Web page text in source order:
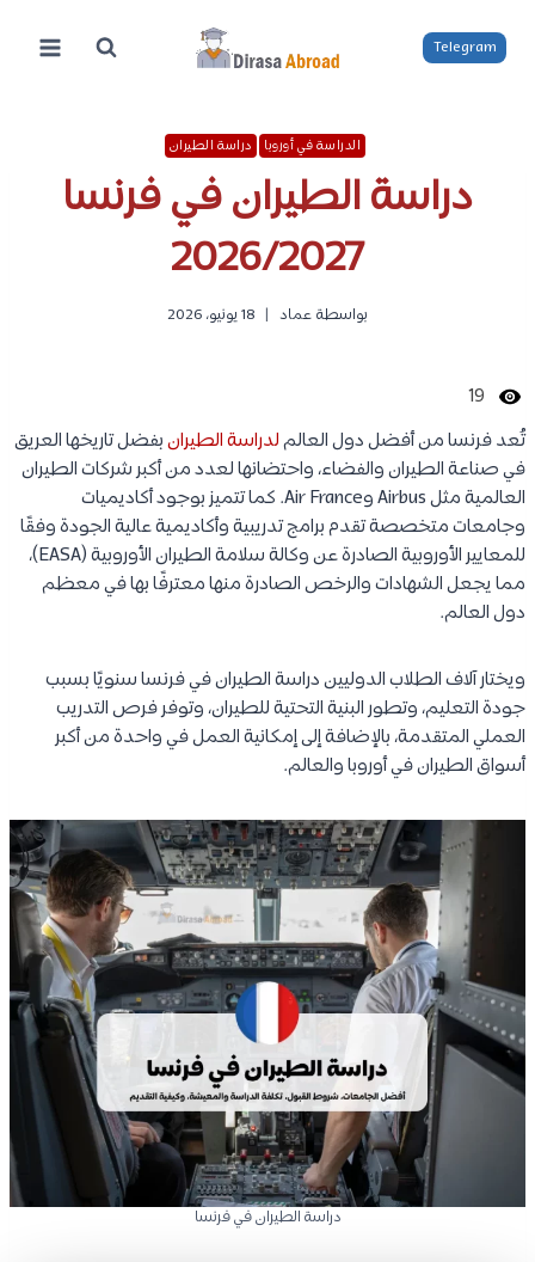
المحتوى
Telegram
الدراسة في أوروبا دراسة الطيران
دراسة الطيران في فرنسا
2026/2027
بواسطة عماد 18 يونيو، 2026
19
تُعد فرنسا من أفضل دول العالملدراسة الطيرانبفضل تاريخها العريق
في صناعة الطيران والفضاء، واحتضانها لعدد من أكبر شركات الطيران
العالمية مثل Airbus وAir France. كما تتميز بوجود أكاديميات
وجامعات متخصصة تقدم برامج تدريبية وأكاديمية عالية الجودة وفقًا
للمعايير الأوروبية الصادرة عن وكالة سلامة الطيران الأوروبية (EASA)،
مما يجعل الشهادات والرخص الصادرة منها معترفًا بها في معظم
دول العالم.
ويختار آلاف الطلاب الدوليين دراسة الطيران في فرنسا سنويًا بسبب
جودة التعليم، وتطور البنية التحتية للطيران، وتوفر فرص التدريب
العملي المتقدمة، بالإضافة إلى إمكانية العمل في واحدة من أكبر
أسواق الطيران في أوروبا والعالم.
دراسة الطيران في فرنسا